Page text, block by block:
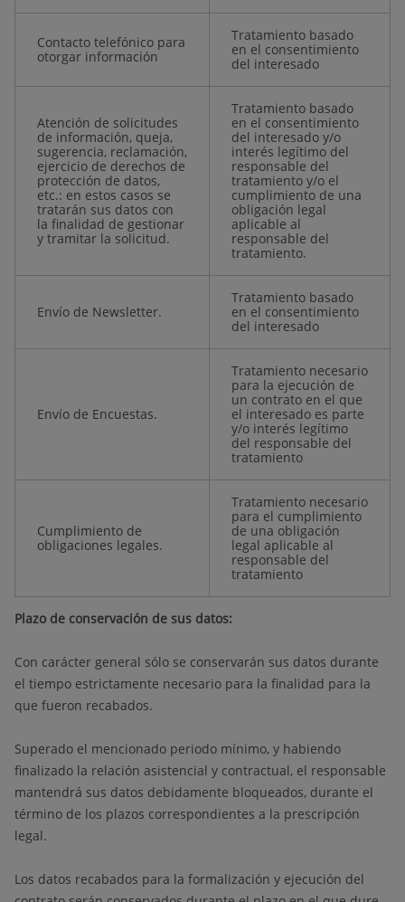
Contacto telefónico para
otorgar información
Tratamiento basado
en el consentimiento
del interesado
Atención de solicitudes
de información, queja,
sugerencia, reclamación,
ejercicio de derechos de
protección de datos,
etc.: en estos casos se
tratarán sus datos con
la finalidad de gestionar
y tramitar la solicitud.
Tratamiento basado
en el consentimiento
del interesado y/o
interés legítimo del
responsable del
tratamiento y/o el
cumplimiento de una
obligación legal
aplicable al
responsable del
tratamiento.
Envío de Newsletter.
Tratamiento basado
en el consentimiento
del interesado
Envío de Encuestas.
Tratamiento necesario
para la ejecución de
un contrato en el que
el interesado es parte
y/o interés legítimo
del responsable del
tratamiento
Cumplimiento de
obligaciones legales.
Tratamiento necesario
para el cumplimiento
de una obligación
legal aplicable al
responsable del
tratamiento
Plazo de conservación de sus datos:
Con carácter general sólo se conservarán sus datos durante
el tiempo estrictamente necesario para la finalidad para la
que fueron recabados.
Superado el mencionado periodo mínimo, y habiendo
finalizado la relación asistencial y contractual, el responsable
mantendrá sus datos debidamente bloqueados, durante el
término de los plazos correspondientes a la prescripción
legal.
Los datos recabados para la formalización y ejecución del